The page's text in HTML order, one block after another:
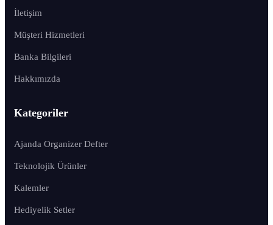
İletişim
Müşteri Hizmetleri
Banka Bilgileri
Hakkımızda
Kategoriler
Ajanda Organizer Defter
Teknolojik Ürünler
Kalemler
Hediyelik Setler